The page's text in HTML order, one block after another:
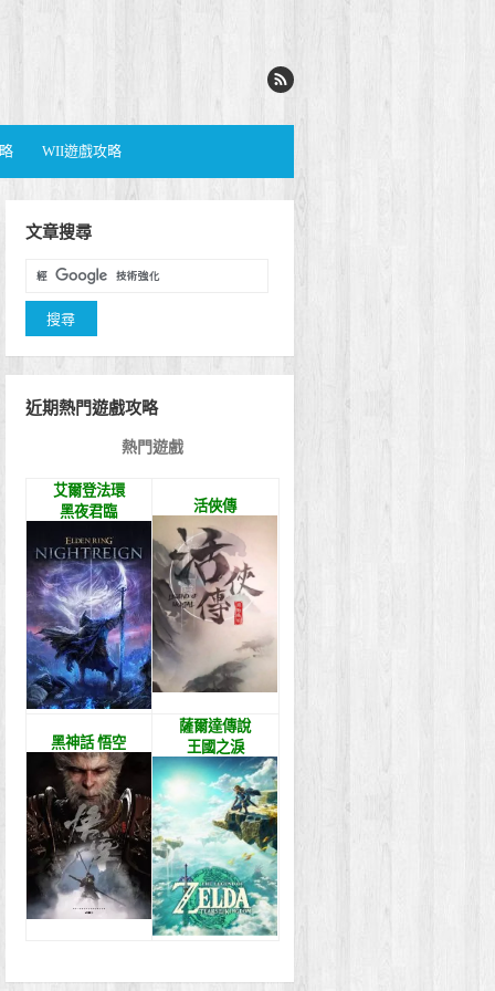
WII遊戲攻略
文章搜尋
近期熱門遊戲攻略
熱門遊戲
艾爾登法環
黑夜君臨
活俠傳
黑神話 悟空
薩爾達傳說
王國之淚